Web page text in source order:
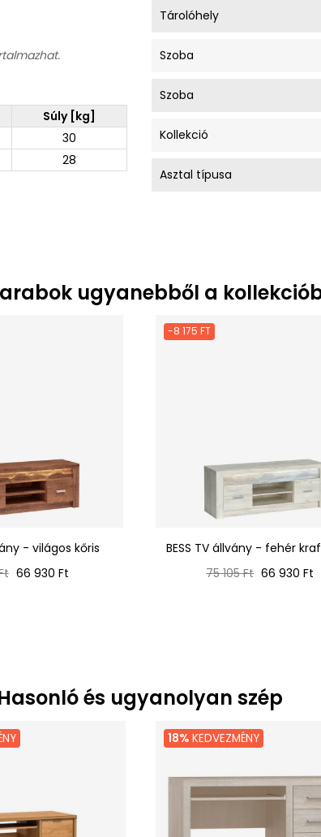
Súly [kg]
30
28
Tárolóhely
Szoba
Szoba
Kollekció
Asztal típusa
ugyanebből a
- világos kőris
Ár
66 930 Ft
-8 175 FT
BESS TV állvány - fehér
Normál
75 105 Ft Ár
66 930 Ft
és ugyanolyan szép
18% KEDVEZMÉNY